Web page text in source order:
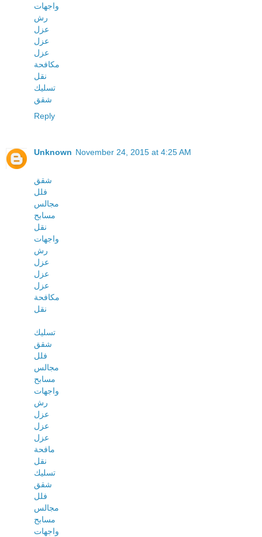
واجهات
رش
عزل
عزل
عزل
مكافحة
نقل
تسليك
شقق
Reply
Unknown November 24, 2015 at 4:25 AM
شقق
فلل
مجالس
مسابح
نقل
واجهات
رش
عزل
عزل
عزل
مكافحة
نقل
تسليك
شقق
فلل
مجالس
مسابح
واجهات
رش
عزل
عزل
عزل
مافحة
نقل
تسليك
شقق
فلل
مجالس
مسابح
واجهات